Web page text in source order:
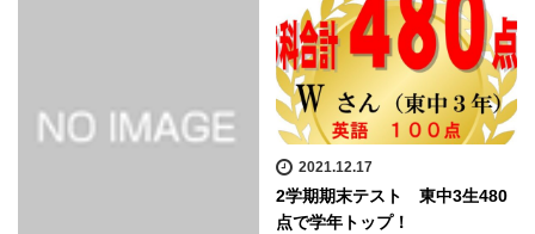
2021.12.17
2学期期末テスト 東中3生480
点で学年トップ！